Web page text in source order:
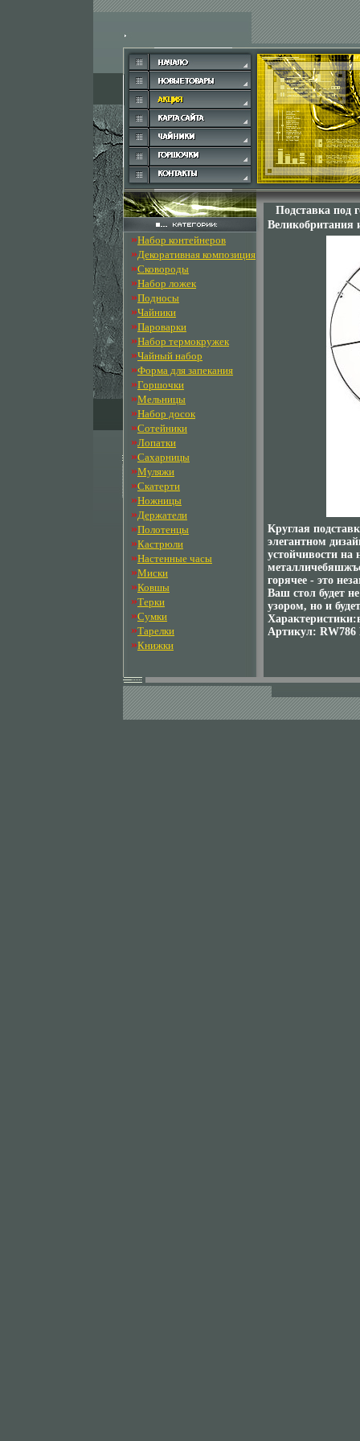
»Набор контейнеров
»Декоративная композиция
»Сковороды
»Набор ложек
»Подносы
»Чайники
»Пароварки
»Набор термокружек
»Чайный набор
»Форма для запекания
»Горшочки
»Мельницы
»Набор досок
»Сотейники
»Лопатки
»Сахарницы
»Муляжи
»Скатерти
»Ножницы
»Держатели
»Полотенцы
»Кастрюли
»Настенные часы
»Миски
»Ковшы
»Терки
»Сумки
»Тарелки
»Книжки
Подставка под
Великобритания
Круглая
элегантном
устойчивости
горячее - это
Ваш стол будет
узором, но и
Артикул: RW786